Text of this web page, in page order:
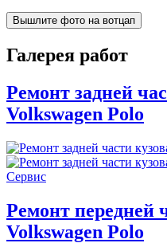
Вышлите фото на вотцап
Галерея работ
Ремонт задней
Volkswagen Polo
Ремонт передней
Volkswagen Polo